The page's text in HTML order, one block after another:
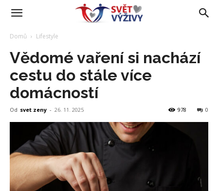
Domů Lifestyle
Vědomé vaření si nachází
cestu do stále více
domácností
Od svet zeny - 26. 11. 2025 0
978